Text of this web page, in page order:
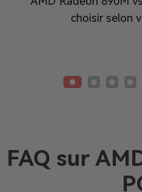
choisir selon
FAQ sur